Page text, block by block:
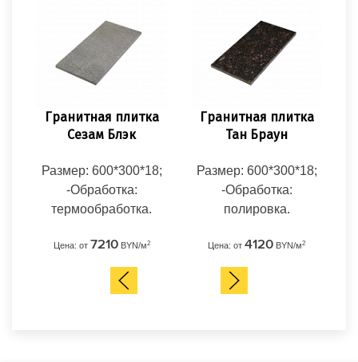
Гранитная плитка
Тан Браун
Размер: 600*300*18;
-Обработка:
полировка.
Цена: от 4120BYN/м2
Гранитная плитка
Сезам Блэк
Размер: 600*300*18;
-Обработка:
термообработка.
Цена: от 7210BYN/м2